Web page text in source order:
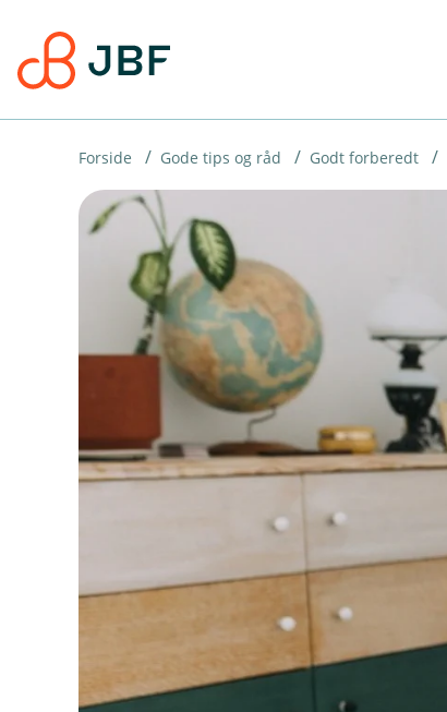
Forside Gode tips og råd Godt forberedt